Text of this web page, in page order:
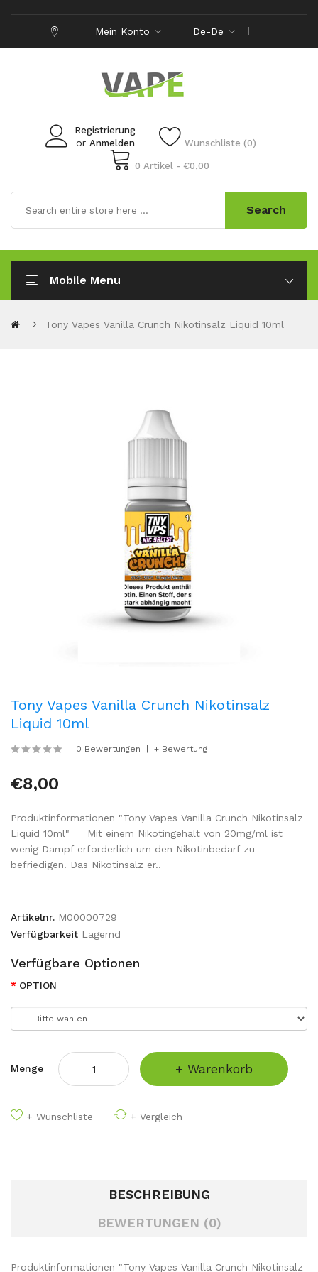
Mein Konto De-De
Registrierung
or Anmelden Wunschliste (0)
0 Artikel - €0,00
Search
Mobile Menu
Tony Vapes Vanilla Crunch Nikotinsalz Liquid 10ml
Tony Vapes Vanilla Crunch Nikotinsalz
Liquid 10ml
0 Bewertungen + Bewertung
€8,00
Produktinformationen "Tony Vapes Vanilla Crunch Nikotinsalz
Liquid 10ml" Mit einem Nikotingehalt von 20mg/ml ist
wenig Dampf erforderlich um den Nikotinbedarf zu
befriedigen. Das Nikotinsalz er..
Artikelnr. M00000729
Verfügbarkeit Lagernd
Verfügbare Optionen
OPTION
Menge + Warenkorb
+ Wunschliste + Vergleich
BESCHREIBUNG
BEWERTUNGEN (0)
Produktinformationen "Tony Vapes Vanilla Crunch Nikotinsalz